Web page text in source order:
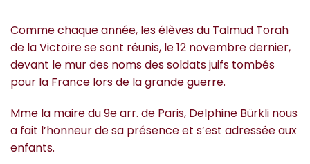
Comme chaque année, les élèves du Talmud Torah
de la Victoire se sont réunis, le 12 novembre dernier,
devant le mur des noms des soldats juifs tombés
pour la France lors de la grande guerre.
Mme la maire du 9e arr. de Paris, Delphine Bürkli nous
a fait l’honneur de sa présence et s’est adressée aux
enfants.